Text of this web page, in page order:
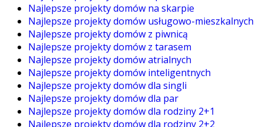
Najlepsze projekty domów na skarpie
Najlepsze projekty domów usługowo-mieszkalnych
Najlepsze projekty domów z piwnicą
Najlepsze projekty domów z tarasem
Najlepsze projekty domów atrialnych
Najlepsze projekty domów inteligentnych
Najlepsze projekty domów dla singli
Najlepsze projekty domów dla par
Najlepsze projekty domów dla rodziny 2+1
Najlepsze projekty domów dla rodziny 2+2